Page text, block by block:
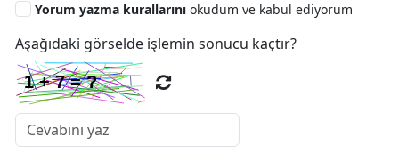
Yorum yazma kurallarını okudum ve kabul ediyorum
Aşağıdaki görselde işlemin sonucu kaçtır?